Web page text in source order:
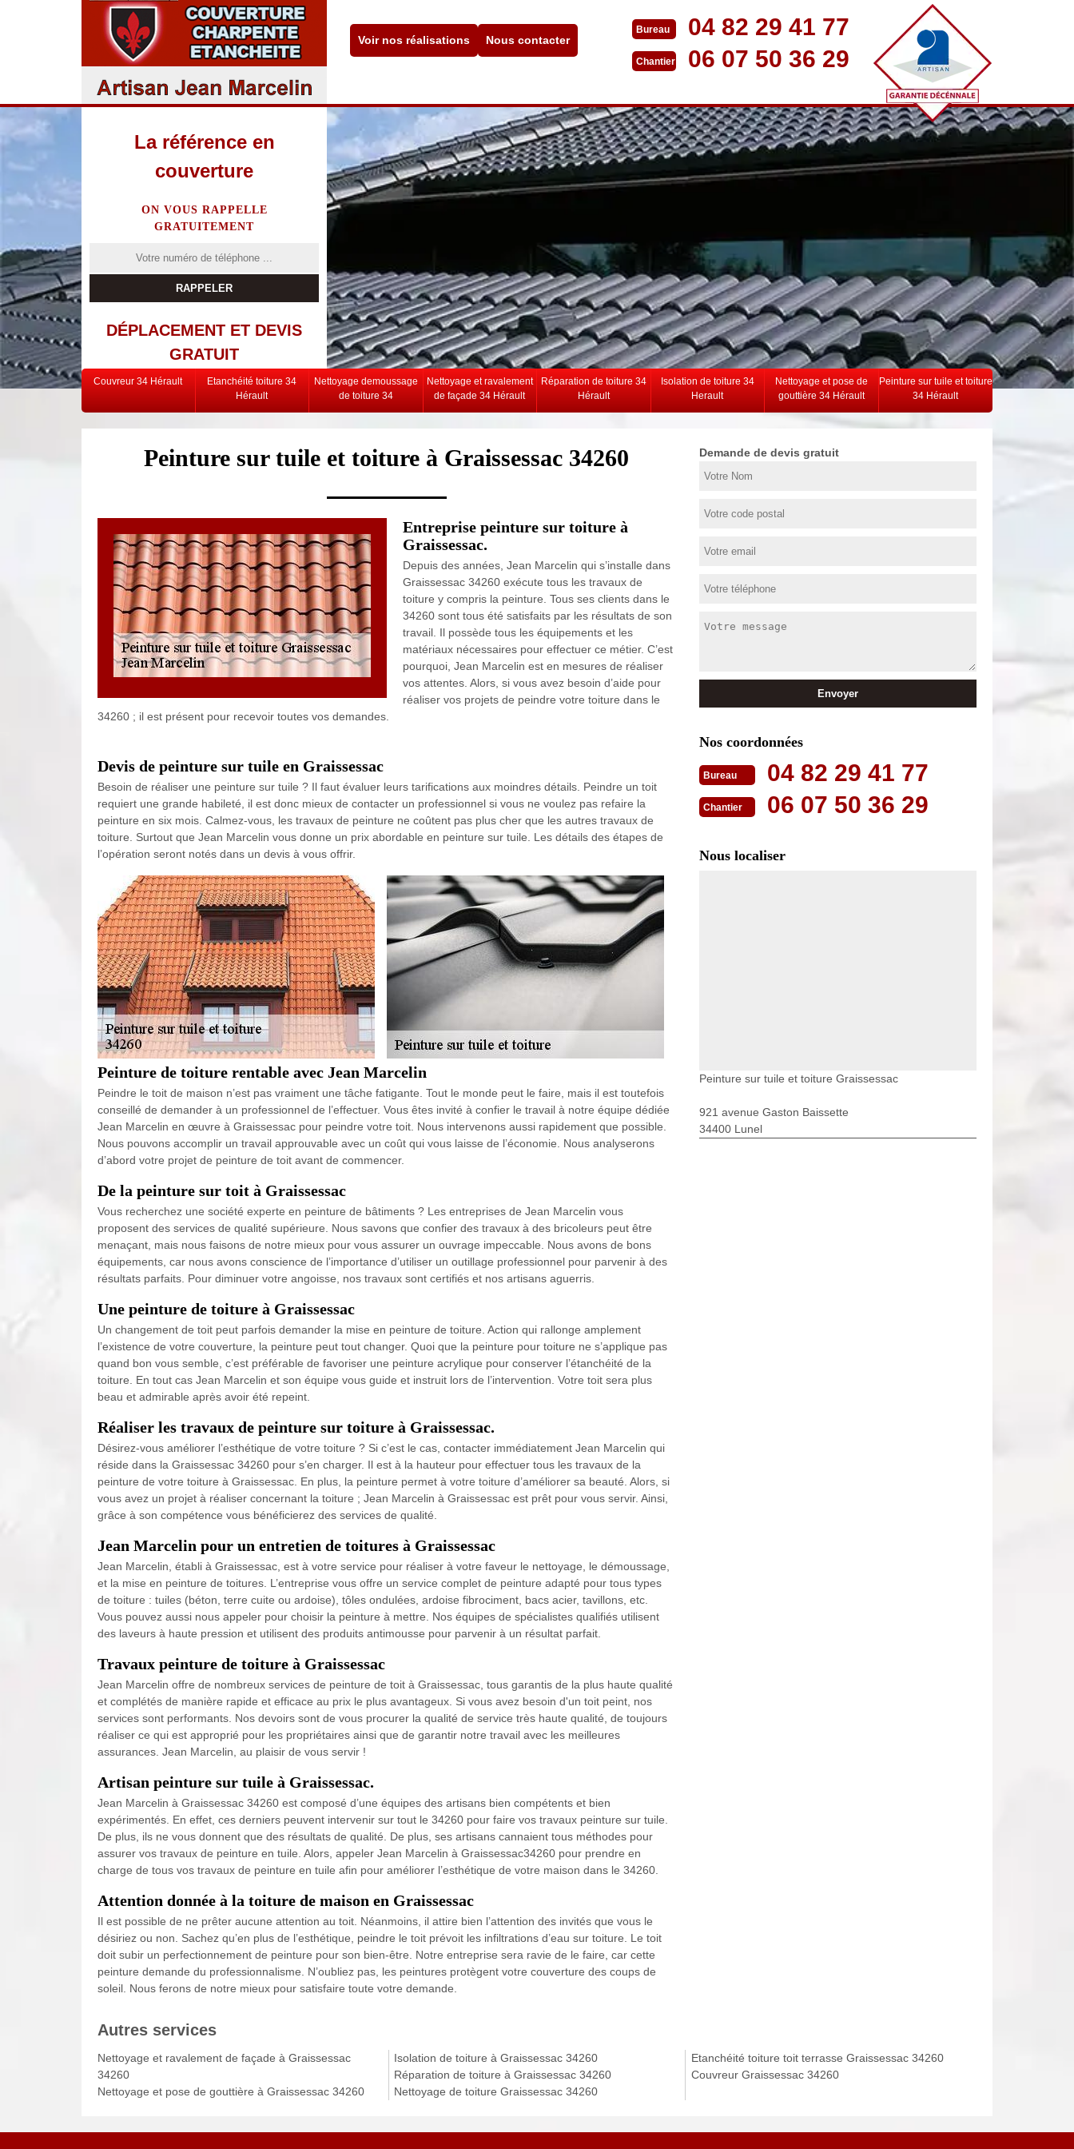
Voir nos réalisations Nous contacter
Bureau 04 82 29 41 77
Chantier 06 07 50 36 29
La référence en
couverture
ON VOUS RAPPELLE
GRATUITEMENT
DÉPLACEMENT ET DEVIS
GRATUIT
Couvreur 34 Hérault
Etanchéité toiture 34
Hérault
Nettoyage demoussage
de toiture 34
Nettoyage et ravalement
de façade 34 Hérault
Réparation de toiture 34
Hérault
Isolation de toiture 34
Herault
Nettoyage et pose de
gouttière 34 Hérault
Peinture sur tuile et toiture
34 Hérault
Peinture sur tuile et toiture à Graissessac 34260
Entreprise peinture sur toiture à
Graissessac.
Depuis des années, Jean Marcelin qui s’installe dans
Graissessac 34260 exécute tous les travaux de
toiture y compris la peinture. Tous ses clients dans le
34260 sont tous été satisfaits par les résultats de son
travail. Il possède tous les équipements et les
matériaux nécessaires pour effectuer ce métier. C’est
pourquoi, Jean Marcelin est en mesures de réaliser
vos attentes. Alors, si vous avez besoin d’aide pour
réaliser vos projets de peindre votre toiture dans le
34260 ; il est présent pour recevoir toutes vos demandes.
Devis de peinture sur tuile en Graissessac
Besoin de réaliser une peinture sur tuile ? Il faut évaluer leurs tarifications aux moindres détails. Peindre un toit
requiert une grande habileté, il est donc mieux de contacter un professionnel si vous ne voulez pas refaire la
peinture en six mois. Calmez-vous, les travaux de peinture ne coûtent pas plus cher que les autres travaux de
toiture. Surtout que Jean Marcelin vous donne un prix abordable en peinture sur tuile. Les détails des étapes de
l’opération seront notés dans un devis à vous offrir.
Peinture de toiture rentable avec Jean Marcelin
Peindre le toit de maison n’est pas vraiment une tâche fatigante. Tout le monde peut le faire, mais il est toutefois
conseillé de demander à un professionnel de l’effectuer. Vous êtes invité à confier le travail à notre équipe dédiée
Jean Marcelin en œuvre à Graissessac pour peindre votre toit. Nous intervenons aussi rapidement que possible.
Nous pouvons accomplir un travail approuvable avec un coût qui vous laisse de l’économie. Nous analyserons
d’abord votre projet de peinture de toit avant de commencer.
De la peinture sur toit à Graissessac
Vous recherchez une société experte en peinture de bâtiments ? Les entreprises de Jean Marcelin vous
proposent des services de qualité supérieure. Nous savons que confier des travaux à des bricoleurs peut être
menaçant, mais nous faisons de notre mieux pour vous assurer un ouvrage impeccable. Nous avons de bons
équipements, car nous avons conscience de l’importance d’utiliser un outillage professionnel pour parvenir à des
résultats parfaits. Pour diminuer votre angoisse, nos travaux sont certifiés et nos artisans aguerris.
Une peinture de toiture à Graissessac
Un changement de toit peut parfois demander la mise en peinture de toiture. Action qui rallonge amplement
l’existence de votre couverture, la peinture peut tout changer. Quoi que la peinture pour toiture ne s’applique pas
quand bon vous semble, c’est préférable de favoriser une peinture acrylique pour conserver l’étanchéité de la
toiture. En tout cas Jean Marcelin et son équipe vous guide et instruit lors de l’intervention. Votre toit sera plus
beau et admirable après avoir été repeint.
Réaliser les travaux de peinture sur toiture à Graissessac.
Désirez-vous améliorer l’esthétique de votre toiture ? Si c’est le cas, contacter immédiatement Jean Marcelin qui
réside dans la Graissessac 34260 pour s’en charger. Il est à la hauteur pour effectuer tous les travaux de la
peinture de votre toiture à Graissessac. En plus, la peinture permet à votre toiture d’améliorer sa beauté. Alors, si
vous avez un projet à réaliser concernant la toiture ; Jean Marcelin à Graissessac est prêt pour vous servir. Ainsi,
grâce à son compétence vous bénéficierez des services de qualité.
Jean Marcelin pour un entretien de toitures à Graissessac
Jean Marcelin, établi à Graissessac, est à votre service pour réaliser à votre faveur le nettoyage, le démoussage,
et la mise en peinture de toitures. L’entreprise vous offre un service complet de peinture adapté pour tous types
de toiture : tuiles (béton, terre cuite ou ardoise), tôles ondulées, ardoise fibrociment, bacs acier, tavillons, etc.
Vous pouvez aussi nous appeler pour choisir la peinture à mettre. Nos équipes de spécialistes qualifiés utilisent
des laveurs à haute pression et utilisent des produits antimousse pour parvenir à un résultat parfait.
Travaux peinture de toiture à Graissessac
Jean Marcelin offre de nombreux services de peinture de toit à Graissessac, tous garantis de la plus haute qualité
et complétés de manière rapide et efficace au prix le plus avantageux. Si vous avez besoin d'un toit peint, nos
services sont performants. Nos devoirs sont de vous procurer la qualité de service très haute qualité, de toujours
réaliser ce qui est approprié pour les propriétaires ainsi que de garantir notre travail avec les meilleures
assurances. Jean Marcelin, au plaisir de vous servir !
Artisan peinture sur tuile à Graissessac.
Jean Marcelin à Graissessac 34260 est composé d’une équipes des artisans bien compétents et bien
expérimentés. En effet, ces derniers peuvent intervenir sur tout le 34260 pour faire vos travaux peinture sur tuile.
De plus, ils ne vous donnent que des résultats de qualité. De plus, ses artisans cannaient tous méthodes pour
assurer vos travaux de peinture en tuile. Alors, appeler Jean Marcelin à Graissessac34260 pour prendre en
charge de tous vos travaux de peinture en tuile afin pour améliorer l’esthétique de votre maison dans le 34260.
Attention donnée à la toiture de maison en Graissessac
Il est possible de ne prêter aucune attention au toit. Néanmoins, il attire bien l’attention des invités que vous le
désiriez ou non. Sachez qu’en plus de l’esthétique, peindre le toit prévoit les infiltrations d’eau sur toiture. Le toit
doit subir un perfectionnement de peinture pour son bien-être. Notre entreprise sera ravie de le faire, car cette
peinture demande du professionnalisme. N’oubliez pas, les peintures protègent votre couverture des coups de
soleil. Nous ferons de notre mieux pour satisfaire toute votre demande.
Demande de devis gratuit
Nos coordonnées
Bureau 04 82 29 41 77
Chantier 06 07 50 36 29
Nous localiser
Peinture sur tuile et toiture Graissessac
921 avenue Gaston Baissette
34400 Lunel
Autres services
Nettoyage et ravalement de façade à Graissessac
34260
Nettoyage et pose de gouttière à Graissessac 34260
Isolation de toiture à Graissessac 34260
Réparation de toiture à Graissessac 34260
Nettoyage de toiture Graissessac 34260
Etanchéité toiture toit terrasse Graissessac 34260
Couvreur Graissessac 34260